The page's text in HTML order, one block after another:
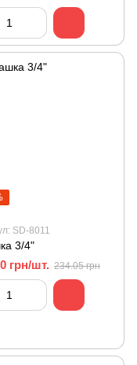
SD-8011
3/4"
грн/шт. 234.05 грн